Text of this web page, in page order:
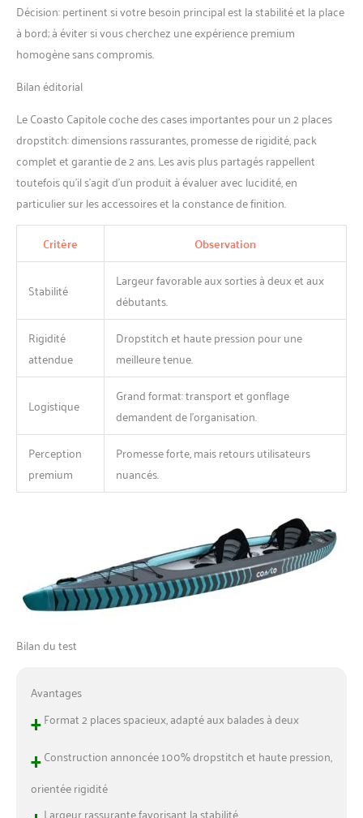
Décision: pertinent si votre besoin principal est la stabilité et la place
à bord; à éviter si vous cherchez une expérience premium
homogène sans compromis.
Bilan éditorial
Le Coasto Capitole coche des cases importantes pour un 2 places
dropstitch: dimensions rassurantes, promesse de rigidité, pack
complet et garantie de 2 ans. Les avis plus partagés rappellent
toutefois qu’il s’agit d’un produit à évaluer avec lucidité, en
particulier sur les accessoires et la constance de finition.
Critère Observation
Stabilité
Largeur favorable aux sorties à deux et aux
débutants.
Rigidité
attendue
Dropstitch et haute pression pour une
meilleure tenue.
Logistique
Grand format: transport et gonflage
demandent de l’organisation.
Perception
premium
Promesse forte, mais retours utilisateurs
nuancés.
Bilan du test
Avantages
+Format 2 places spacieux, adapté aux balades à deux
+Construction annoncée 100% dropstitch et haute pression,
orientée rigidité
Largeur rassurante favorisant la stabilité